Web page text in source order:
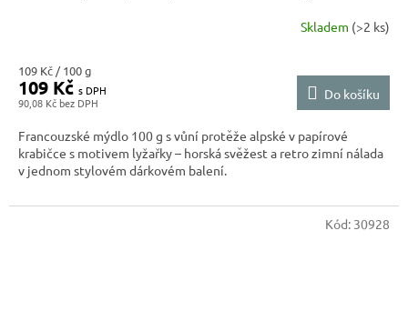
Skladem (>2 ks)
90,08 Kč
109 Kč
Měrná
cena:
109 Kč / 100 g
Do košíku
Francouzské mýdlo 100 g s vůní protěže alpské v papírové
krabičce s motivem lyžařky – horská svěžest a retro zimní nálada
v jednom stylovém dárkovém balení.
Kód: 30928